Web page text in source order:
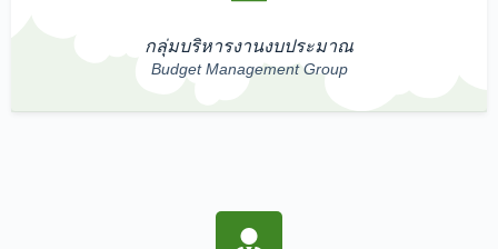
กลุ่มบริหารงานงบประมาณ
Budget Management Group